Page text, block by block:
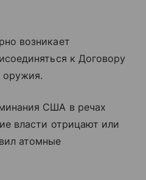
возникает
к Договору
оружия.
США в речах
власти отрицают или
атомные